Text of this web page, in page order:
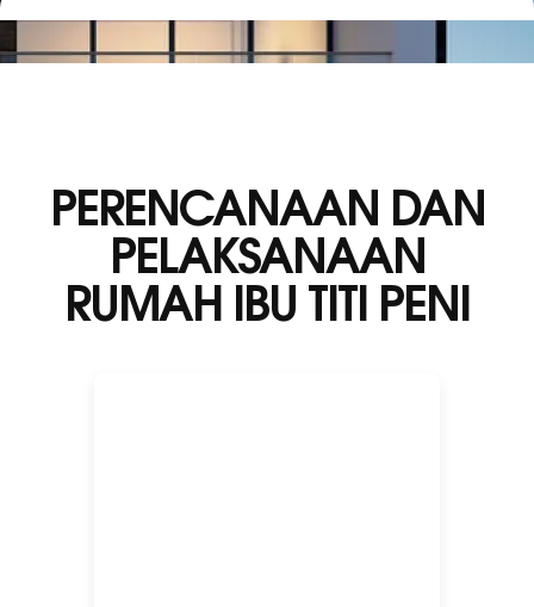
PERENCANAAN DAN
PELAKSANAAN
RUMAH IBU TITI PENI